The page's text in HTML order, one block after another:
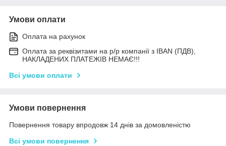
Умови оплати
Оплата на рахунок
Оплата за реквізитами на р/р компанії з IBAN (ПДВ),
НАКЛАДЕНИХ ПЛАТЕЖІВ НЕМАЄ!!!
Всі умови оплати
Умови повернення
Повернення товару впродовж 14 днів за домовленістю
Всі умови повернення